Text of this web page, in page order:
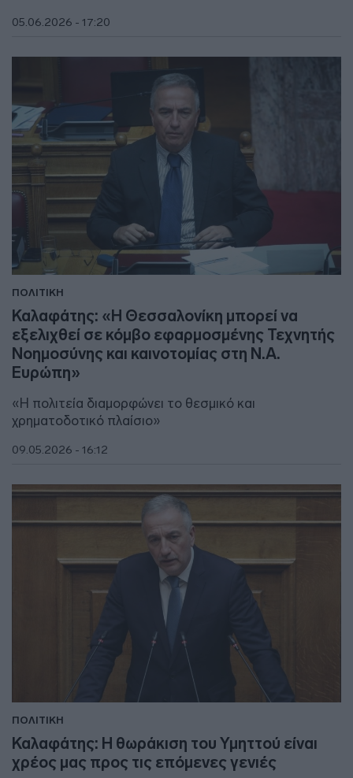
05.06.2026 - 17:20
ΠΟΛΙΤΙΚΗ
Καλαφάτης: «Η Θεσσαλονίκη μπορεί να
εξελιχθεί σε κόμβο εφαρμοσμένης Τεχνητής
Νοημοσύνης και καινοτομίας στη Ν.Α.
Ευρώπη»
«Η πολιτεία διαμορφώνει το θεσμικό και
χρηματοδοτικό πλαίσιο»
09.05.2026 - 16:12
ΠΟΛΙΤΙΚΗ
Καλαφάτης: Η θωράκιση του Υμηττού είναι
χρέος μας προς τις επόμενες γενιές